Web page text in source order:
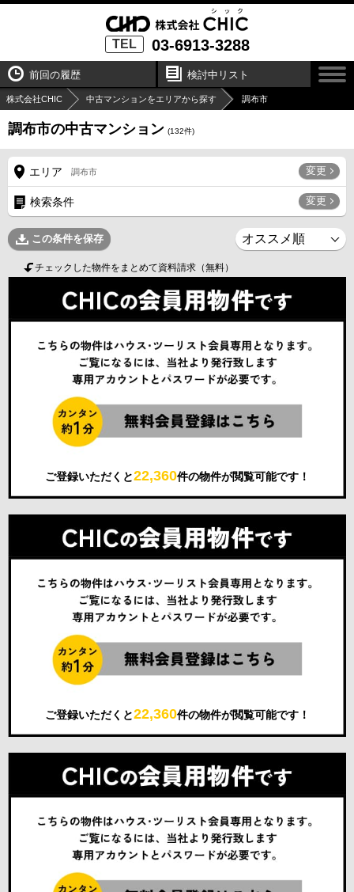
TEL 03-6913-3288
前回の履歴 検討中リスト
株式会社CHIC 中古マンションをエリアから探す 調布市
調布市の中古マンション (132件)
エリア 調布市 変更
検索条件 変更
この条件を保存
チェックした物件をまとめて資料請求（無料）
ご登録いただくと22,360件の物件が閲覧可能です！
ご登録いただくと22,360件の物件が閲覧可能です！